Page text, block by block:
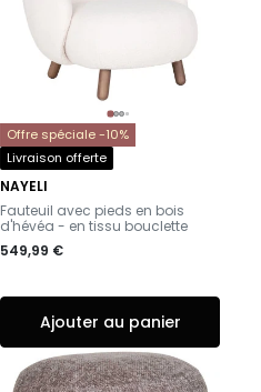
Offre spéciale -10%
Livraison offerte
NAYELI
-
Fauteuil avec pieds en bois
d'hévéa - en tissu bouclette
549,99 €
Ajouter au panier